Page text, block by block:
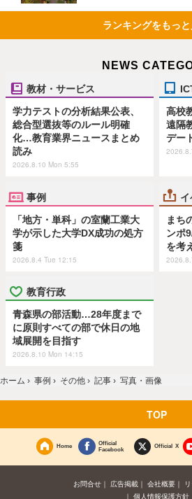
ランキングをもっ
NEWS
教材・サービス
学力テストの分析結果公表、
総合型選抜等のルール明確
化…教育業界ニュースまとめ
読み
2026.8.10 Mon 5:55
高校
遠隔
デー
事例
「地方・単科」の室蘭工業大
学が示した大学DX成功の処方
箋
2026.8.4 Tue 12:15
イ
まち
ンポ
を考
教育行政
青森県の部活動…28年度まで
に原則すべての部で休日の地
域展開を目指す
2026.8.10 Mon 14:15
ホーム › 事例 › その他 › 記事 › 写真・画像
TOP
Home
Official
Facebook
Official X
お問合せ 広告掲載 会社概要
個人情報保護方針